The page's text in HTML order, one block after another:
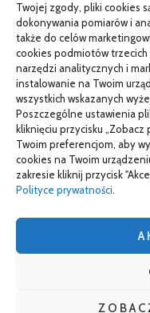
Twojej zgody, pliki cookies
dokonywania pomiarów i
także do celów
cookies podmiotów
narzędzi analitycznych i
instalowanie na Twoim
wszystkich wskazanych
Poszczególne ustawienia
kliknięciu przycisku
Twoim preferencjom, aby
cookies na Twoim
zakresie kliknij przycisk
Polityce prywatności.
Porządkowanie faktur
TO SIĘ CZYTA
Gorąca oraz poetyczna
pojechać na wczasy z
Czemu warto wybierać
Właściwe domy z
wizytówki nap